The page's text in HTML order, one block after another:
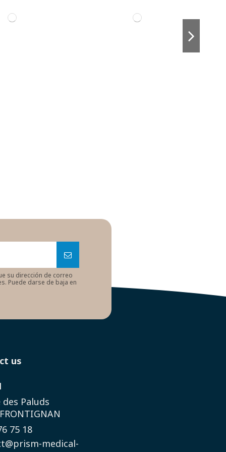
su dirección de correo
Puede darse de baja en
us
des Paluds
75 18
medical-